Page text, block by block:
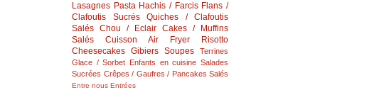
Lasagnes Pasta Hachis / Farcis Flans /
Clafoutis Sucrés
Quiches / Clafoutis
Salés Chou / Eclair Cakes / Muffins
Salés
Cuisson Air Fryer
Risotto
Cheesecakes Gibiers Soupes
Terrines
Glace / Sorbet Enfants en cuisine Salades
Sucrées Crêpes / Gaufres / Pancakes Salés
Entre nous Entrées